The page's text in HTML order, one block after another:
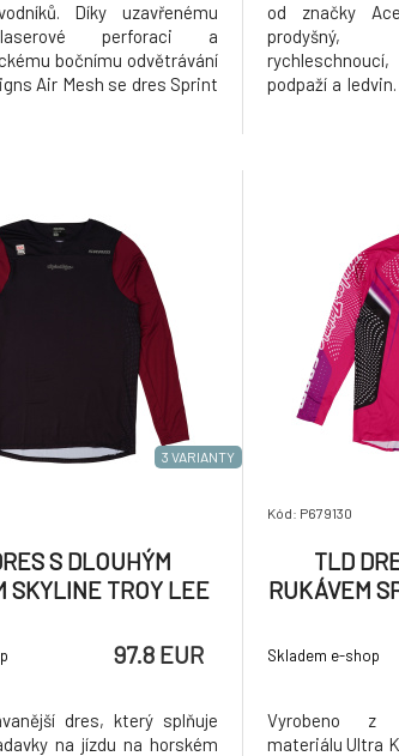
Díky uzavřenému
perforaci a
bočnímu odvětrávání
Air Mesh se dres Sprint
od značky
podpaží a
3 VARIANTY
S DLOUHÝM
SKYLINE TROY LEE
(34195500)
97.8 EUR
dres, který splňuje
na jízdu na horském
Kód: P679130
TLD
RUKÁVEM
Skladem e-shop
Vyrobeno z
materiálu Ultra